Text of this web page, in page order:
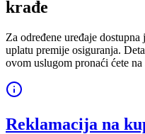
krađe
Za određene uređaje
uplatu premije osiguranja.
ovom uslugom pronaći ćete na
Reklamacija na